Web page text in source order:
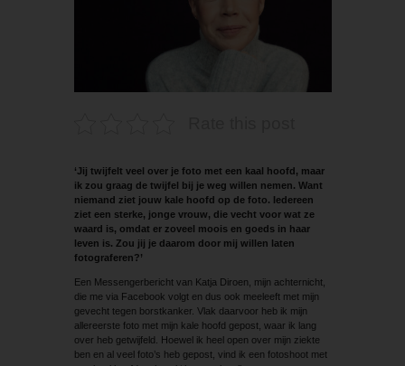
‘Jij twijfelt veel over je foto met een kaal hoofd, maar
ik zou graag de twijfel bij je weg willen nemen. Want
niemand ziet jouw kale hoofd op de foto. Iedereen
ziet een sterke, jonge vrouw, die vecht voor wat ze
waard is, omdat er zoveel moois en goeds in haar
leven is. Zou jij je daarom door mij willen laten
fotograferen?’
Een Messengerbericht van Katja Diroen, mijn achternicht,
die me via Facebook volgt en dus ook meeleeft met mijn
gevecht tegen borstkanker. Vlak daarvoor heb ik mijn
allereerste foto met mijn kale hoofd gepost, waar ik lang
over heb getwijfeld. Hoewel ik heel open over mijn ziekte
ben en al veel foto’s heb gepost, vind ik een fotoshoot met